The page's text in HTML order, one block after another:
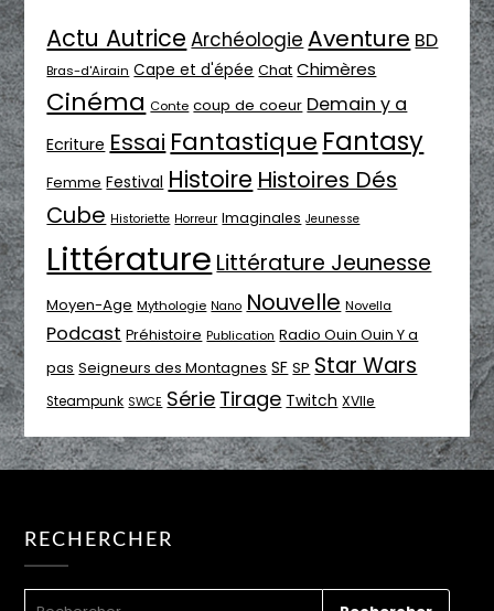
Actu Autrice Archéologie Aventure BD
Bras-d'Airain Cape et d'épée Chat Chimères
Cinéma Conte coup de coeur Demain y a
Ecriture Essai Fantastique Fantasy
Femme Festival Histoire Histoires Dés
Cube Historiette Horreur Imaginales Jeunesse
Littérature Littérature Jeunesse
Moyen-Age Mythologie Nano Nouvelle Novella
Podcast Préhistoire Publication Radio Ouin Ouin Y a
pas Seigneurs des Montagnes SF SP Star Wars
Steampunk SWCE Série Tirage Twitch XVIIe
RECHERCHER